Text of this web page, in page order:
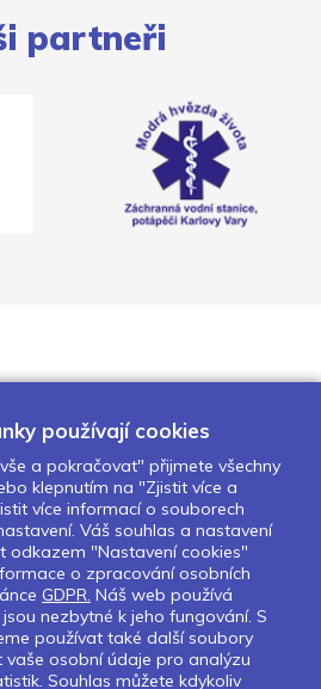
partneři
projekty
Pro školy
Kontakty
GDPR
cookies
nás:
používají cookies
a pokračovat" přijmete všechny
klepnutím na "Zjistit více a
více informací o souborech
Váš souhlas a nastavení
odkazem "Nastavení cookies"
o zpracování osobních
GDPR. Náš web používá
nezbytné k jeho fungování. S
používat také další soubory
osobní údaje pro analýzu
Souhlas můžete kdykoliv